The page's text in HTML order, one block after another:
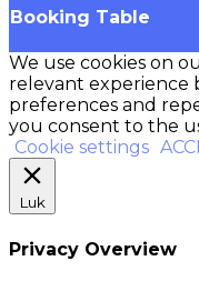
Booking Table
We use cookies on
relevant experience
preferences and
you consent to the
Cookie settings
Luk
Privacy Overview